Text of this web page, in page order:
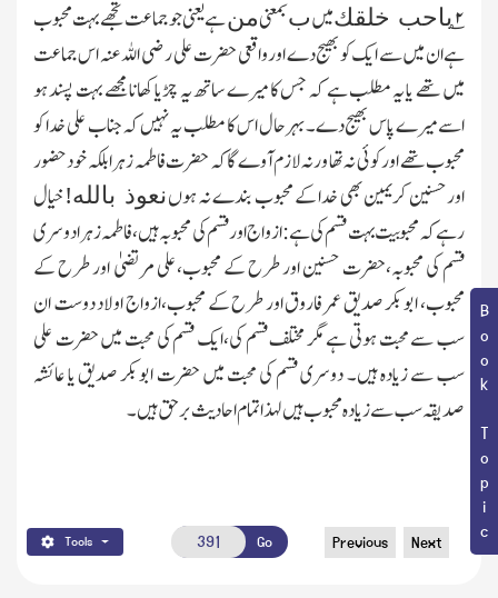
Book Topic
۲؎باحب خلقكمیںببمعنیمنہے یعنی جو جماعت تجھے بہت محبوب
ہے ان میں سے ایک کو بھیج دے اور واقعی حضرت علی رضی اللہ عنہ اس جماعت
میں تھے یا یہ مطلب ہے کہ جس کا میرے ساتھ یہ چڑیا کھانا مجھے بہت پسند ہو
اسے میرے پاس بھیج دے۔بہرحال اس کا مطلب یہ نہیں کہ جناب علی خدا کو
محبوب تھے اور کوئی نہ تھا ورنہ لازم آوے گا کہ حضرت فاطمہ زہرا بلکہ خود حضور
اور حسنین کریمین بھی خدا کے محبوب بندے نہ ہوںنعوذ بالله!خیال
رہے کہ محبوبیت بہت قسم کی ہے: ازواج اور قسم کی محبوبہ ہیں،فاطمہ زہرا دوسری
قسم کی محبوبہ،حضرت حسنین اور طرح کے محبوب،علی مرتضیٰ اور طرح کے
محبوب، ابوبکر صدیق عمر فاروق اور طرح کے محبوب،ازواج اولاد دوست ان
سب سے محبت ہوتی ہے مگر مختلف قسم کی،ایک قسم کی محبت میں حضرت علی
سب سے زیادہ ہیں۔ دوسری قسم کی محبت میں حضرت ابوبکر صدیق یا عائشہ
صدیقہ سب سے زیادہ محبوب ہیں لہذا تمام احادیث برحق ہیں۔
Tools Go Previous Next